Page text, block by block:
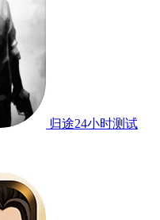
归途24小时测试